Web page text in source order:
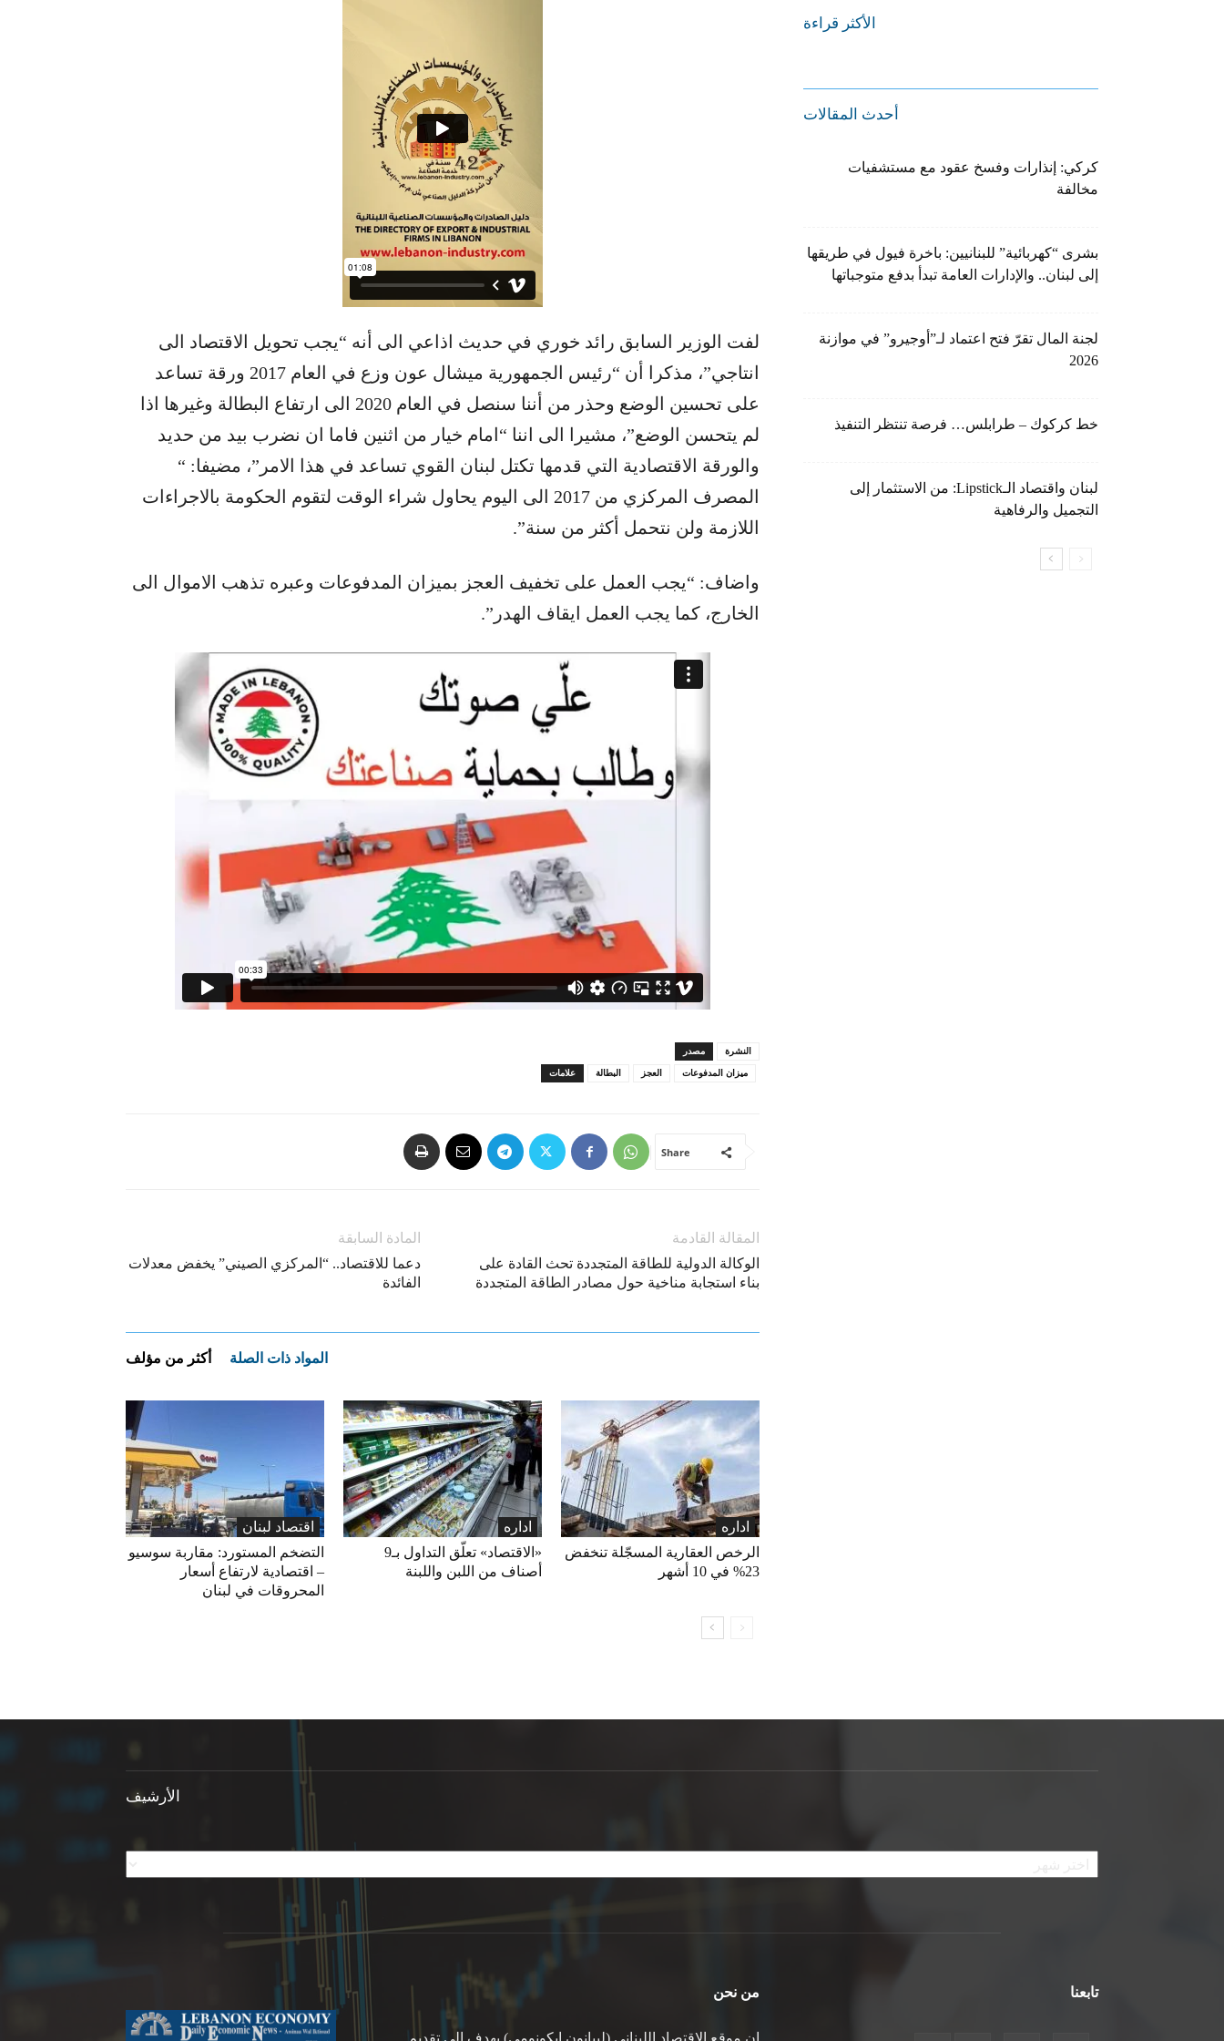
لفت الوزير السابق ​رائد خوري​ في حديث اذاعي الى أنه “يجب تحويل ​الاقتصاد​ الى
انتاجي”، مذكرا أن “​رئيس الجمهورية​ ​ميشال عون​ وزع في العام 2017 ورقة تساعد
على تحسين الوضع وحذر من أننا سنصل في العام 2020 الى ارتفاع ​البطالة​ وغيرها اذا
لم يتحسن الوضع”، مشيرا الى اننا “امام خيار من اثنين فاما ان نضرب بيد من حديد
والورقة الاقتصادية التي قدمها تكتل ​لبنان القوي​ تساعد في هذا الامر”، مضيفا: “​
المصرف المركزي​ من 2017 الى اليوم يحاول شراء الوقت لتقوم ​الحكومة​ بالاجراءات
اللازمة ولن نتحمل أكثر من سنة”.
واضاف: “يجب العمل على تخفيف ​العجز​ بميزان المدفوعات وعبره تذهب الاموال الى
الخارج، كما يجب العمل ايقاف الهدر”.
مصدر النشرة
علامات البطالة العجز ميزان المدفوعات
Share
المادة السابقة
دعما للاقتصاد.. “المركزي الصيني” يخفض معدلات
الفائدة
المقالة القادمة
الوكالة الدولية للطاقة المتجددة تحث القادة على
بناء استجابة مناخية حول مصادر الطاقة المتجددة
المواد ذات الصلة أكثر من مؤلف
اقتصاد لبنان
التضخم المستورد: مقاربة سوسيو
– اقتصادية لارتفاع أسعار
المحروقات في لبنان
اداره
«الاقتصاد» تعلّق التداول بـ9
أصناف من اللبن واللبنة
اداره
الرخص العقارية المسجّلة تنخفض
23% في 10 أشهر
الأكثر قراءة
أحدث المقالات
كركي: إنذارات وفسخ عقود مع مستشفيات
مخالفة
بشرى “كهربائية” للبنانيين: باخرة فيول في طريقها
إلى لبنان.. والإدارات العامة تبدأ بدفع متوجباتها
لجنة المال تقرّ فتح اعتماد لـ”أوجيرو” في موازنة
2026
خط كركوك – طرابلس… فرصة تنتظر التنفيذ
لبنان واقتصاد الـLipstick: من الاستثمار إلى
التجميل والرفاهية
الأرشيف
الأرشيف
من نحن
ان موقع الاقتصاد اللبناني (ليبانون ايكونومي) يهدف الى تقديم
تابعنا